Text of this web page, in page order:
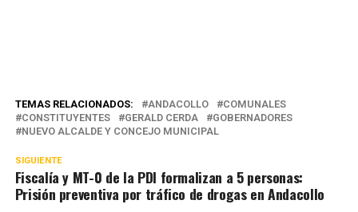
TEMAS RELACIONADOS: ANDACOLLO
COMUNALES
CONSTITUYENTES
GERALD CERDA
GOBERNADORES
NUEVO ALCALDE Y CONCEJO MUNICIPAL
SIGUIENTE
Fiscalía y MT-0 de la PDI formalizan a 5 personas:
Prisión preventiva por tráfico de drogas en Andacollo